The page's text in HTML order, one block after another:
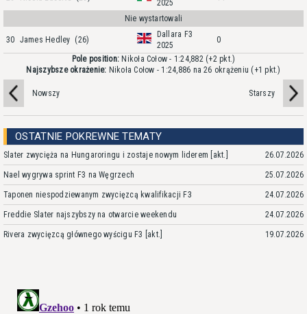
2025
Nie wystartowali
30 James Hedley (26)
Dallara F3
2025
0
Pole position: Nikoła Cołow - 1:24,882 (+2 pkt.)
Najszybsze okrażenie: Nikoła Cołow - 1:24,886 na 26 okrążeniu (+1 pkt.)
Nowszy Starszy
OSTATNIE POKREWNE TEMATY
Slater zwycięża na Hungaroringu i zostaje nowym liderem [akt.] 26.07.2026
Nael wygrywa sprint F3 na Węgrzech 25.07.2026
Taponen niespodziewanym zwycięzcą kwalifikacji F3 24.07.2026
Freddie Slater najszybszy na otwarcie weekendu 24.07.2026
Rivera zwycięzcą głównego wyścigu F3 [akt.] 19.07.2026